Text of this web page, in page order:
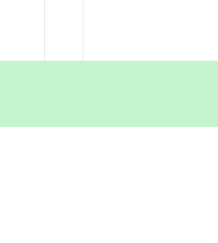
Ethics in